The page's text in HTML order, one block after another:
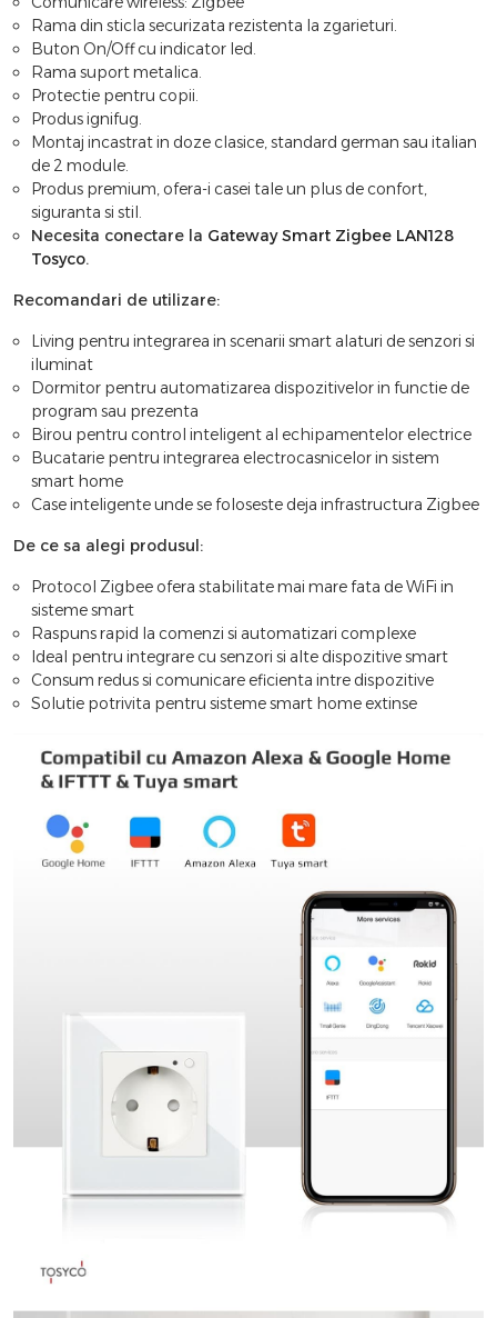
Rama din sticla securizata rezistenta la zgarieturi.
Buton On/Off cu indicator led.
Rama suport metalica.
Protectie pentru copii.
Produs ignifug.
Montaj incastrat in doze clasice, standard german sau italian
de 2 module.
Produs premium, ofera-i casei tale un plus de confort,
siguranta si stil.
Necesita conectare la Gateway Smart Zigbee LAN128
Tosyco.
Recomandari de utilizare:
Living pentru integrarea in scenarii smart alaturi de senzori si
iluminat
Dormitor pentru automatizarea dispozitivelor in functie de
program sau prezenta
Birou pentru control inteligent al echipamentelor electrice
Bucatarie pentru integrarea electrocasnicelor in sistem
smart home
Case inteligente unde se foloseste deja infrastructura Zigbee
De ce sa alegi produsul:
Protocol Zigbee ofera stabilitate mai mare fata de WiFi in
sisteme smart
Raspuns rapid la comenzi si automatizari complexe
Ideal pentru integrare cu senzori si alte dispozitive smart
Consum redus si comunicare eficienta intre dispozitive
Solutie potrivita pentru sisteme smart home extinse